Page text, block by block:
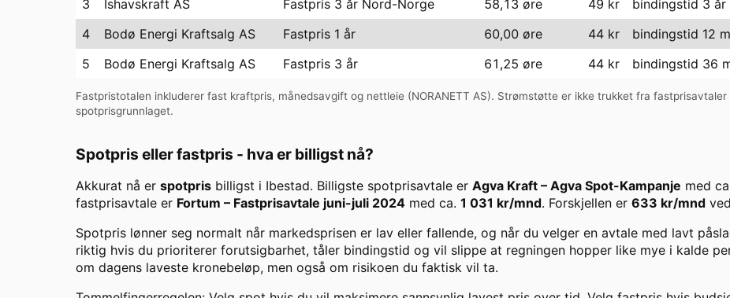
3
Ishavskraft AS Fastpris 3 år Nord-Norge 58,13 øre 49 kr bindingstid 3 år
4
Bodø Energi Kraftsalg AS Fastpris 1 år 60,00 øre 44 kr bindingstid 12
5
Bodø Energi Kraftsalg AS Fastpris 3 år 61,25 øre 44 kr bindingstid 36
Fastpristotalen inkluderer fast kraftpris, månedsavgift og nettleie (NORANETT AS). Strømstøtte er ikke trukket fra
spotprisgrunnlaget.
Spotpris eller fastpris - hva er billigst nå?
Akkurat nå er spotpris billigst i Ibestad. Billigste spotprisavtale er Agva Kraft – Agva Spot-Kampanje med
fastprisavtale er Fortum – Fastprisavtale juni-juli 2024 med ca. 1 031 kr/mnd. Forskjellen er 633 kr/mnd ved
Spotpris lønner seg normalt når markedsprisen er lav eller fallende, og når du velger en avtale med lavt
riktig hvis du prioriterer forutsigbarhet, tåler bindingstid og vil slippe at regningen hopper like mye i kalde
om dagens laveste kronebeløp, men også om risikoen du faktisk vil ta.